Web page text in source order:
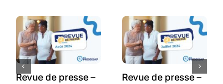
Revue de presse –
Revue de presse –